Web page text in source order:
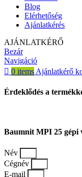
Blog
Elérhetőség
Ajánlatkérés
AJÁNLATKÉRŐ
Bezár
Navigáció
0 items Ajánlatkérő
Érdeklődés a
Baumnit MPI 25 gépi
Név
Cégnév
E-mail